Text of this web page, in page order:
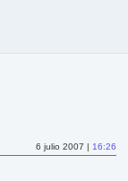
6 julio 2007 | 16:26